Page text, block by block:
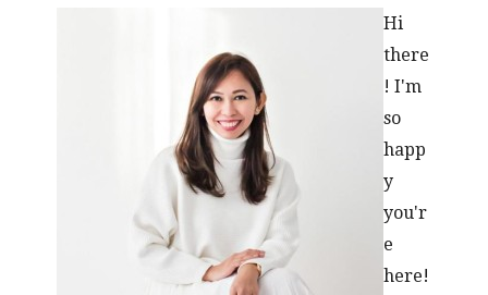
Hi
there
! I'm
so
happ
y
you'r
e
here!